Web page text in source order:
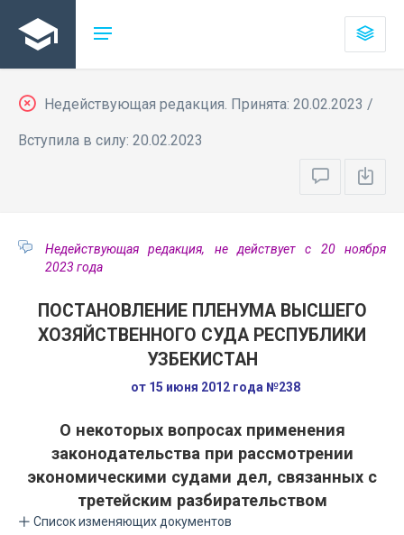
Недействующая редакция. Принята: 20.02.2023 /
Вступила в силу: 20.02.2023
Недействующая редакция, не действует с 20 ноября
2023 года
ПОСТАНОВЛЕНИЕ ПЛЕНУМА ВЫСШЕГО
ХОЗЯЙСТВЕННОГО СУДА РЕСПУБЛИКИ
УЗБЕКИСТАН
от 15 июня 2012 года №238
О некоторых вопросах применения
законодательства при рассмотрении
экономическими судами дел, связанных с
третейским разбирательством
Список изменяющих документов